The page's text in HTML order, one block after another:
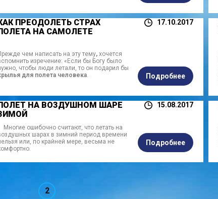
ПРЕОДОЛЕТЬ СТРАХ
НА САМОЛЕТЕ
17.10.2017
чем написать на эту тему, хочется
изречение: «Если бы Богу было
чтобы люди летали, то он подарил бы
для полета человека. Подробнее
НА ВОЗДУШНОМ ШАРЕ
15.08.2017
Многие ошибочно считают, что летать на
шарах в зимний период времени
или, по крайней мере, весьма не
Подробнее
2